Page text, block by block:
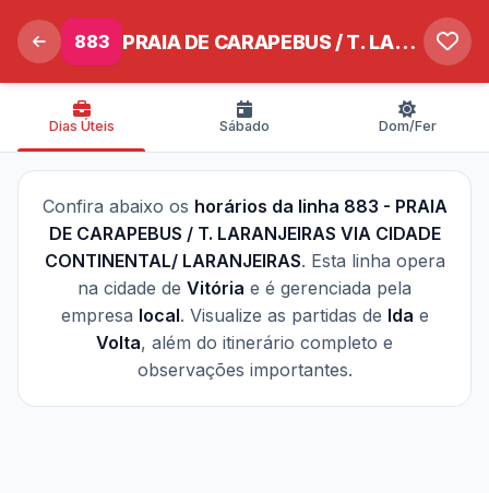
883 PRAIA DE CARAPEBUS / T. LARANJEIRAS VIA CIDADE CONTINENTAL/ LARANJEIRAS
Dias Úteis Sábado Dom/Fer
Confira abaixo os horários da linha 883 - PRAIA
DE CARAPEBUS / T. LARANJEIRAS VIA CIDADE
CONTINENTAL/ LARANJEIRAS. Esta linha opera
na cidade de Vitória e é gerenciada pela
empresa local. Visualize as partidas de Ida e
Volta, além do itinerário completo e
observações importantes.